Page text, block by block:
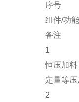
序号
组件/功能
备注
1
恒压加料
定量等
2